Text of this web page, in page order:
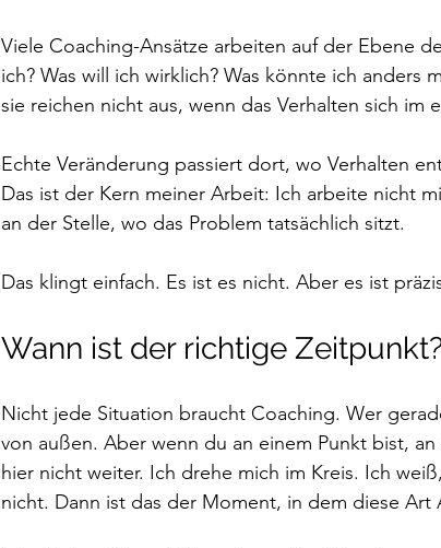
Viele Coaching-Ansätze arbeiten auf der Ebene
ich? Was will ich wirklich? Was könnte ich anders
sie reichen nicht aus, wenn das Verhalten sich
Echte Veränderung passiert dort, wo Verhalten
Das ist der Kern meiner Arbeit: Ich arbeite nicht
an der Stelle, wo das Problem tatsächlich sitzt.
Das klingt einfach. Es ist es nicht. Aber es ist
Wann ist der richtige
Nicht jede Situation braucht Coaching. Wer
von außen. Aber wenn du an einem Punkt bist,
hier nicht weiter. Ich drehe mich im Kreis. Ich
nicht. Dann ist das der Moment, in dem diese